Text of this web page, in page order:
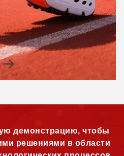
демонстрацию, чтобы
решениями в области